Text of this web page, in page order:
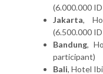
(6.000.000
Jakarta,
(6.500.000
Bandung,
participant)
Bali, Hotel